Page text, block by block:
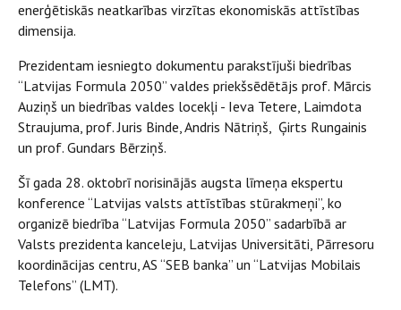
enerģētiskās neatkarības virzītas ekonomiskās attīstības
dimensija.
Prezidentam iesniegto dokumentu parakstījuši biedrības
“Latvijas Formula 2050” valdes priekšsēdētājs prof. Mārcis
Auziņš un biedrības valdes locekļi - Ieva Tetere, Laimdota
Straujuma, prof. Juris Binde, Andris Nātriņš, Ģirts Rungainis
un prof. Gundars Bērziņš.
Šī gada 28. oktobrī norisinājās augsta līmeņa ekspertu
konference “Latvijas valsts attīstības stūrakmeņi”, ko
organizē biedrība “Latvijas Formula 2050” sadarbībā ar
Valsts prezidenta kanceleju, Latvijas Universitāti, Pārresoru
koordinācijas centru, AS “SEB banka” un “Latvijas Mobilais
Telefons” (LMT).